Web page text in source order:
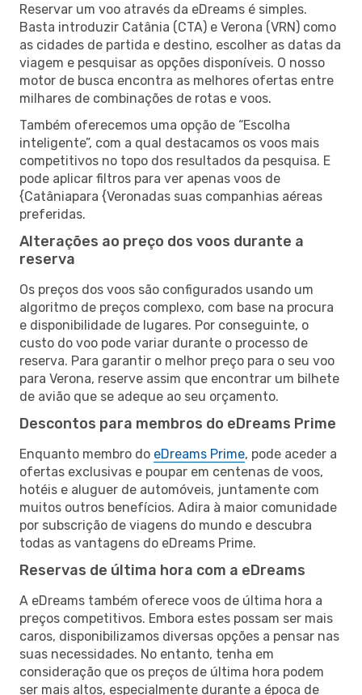
Reservar um voo através da eDreams é simples.
Basta introduzir Catânia (CTA) e Verona (VRN) como
as cidades de partida e destino, escolher as datas da
viagem e pesquisar as opções disponíveis. O nosso
motor de busca encontra as melhores ofertas entre
milhares de combinações de rotas e voos.
Também oferecemos uma opção de “Escolha
inteligente”, com a qual destacamos os voos mais
competitivos no topo dos resultados da pesquisa. E
pode aplicar filtros para ver apenas voos de
{Catâniapara {Veronadas suas companhias aéreas
preferidas.
Alterações ao preço dos voos durante a
reserva
Os preços dos voos são configurados usando um
algoritmo de preços complexo, com base na procura
e disponibilidade de lugares. Por conseguinte, o
custo do voo pode variar durante o processo de
reserva. Para garantir o melhor preço para o seu voo
para Verona, reserve assim que encontrar um bilhete
de avião que se adeque ao seu orçamento.
Descontos para membros do eDreams Prime
Enquanto membro do eDreams Prime, pode aceder a
ofertas exclusivas e poupar em centenas de voos,
hotéis e aluguer de automóveis, juntamente com
muitos outros benefícios. Adira à maior comunidade
por subscrição de viagens do mundo e descubra
todas as vantagens do eDreams Prime.
Reservas de última hora com a eDreams
A eDreams também oferece voos de última hora a
preços competitivos. Embora estes possam ser mais
caros, disponibilizamos diversas opções a pensar nas
suas necessidades. No entanto, tenha em
consideração que os preços de última hora podem
ser mais altos, especialmente durante a época de